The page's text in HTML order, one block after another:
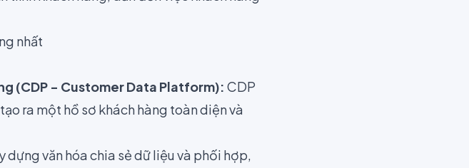
nhất
(CDP - Customer Data Platform): CDP
ra một hồ sơ khách hàng toàn diện và
dựng văn hóa chia sẻ dữ liệu và phối hợp,